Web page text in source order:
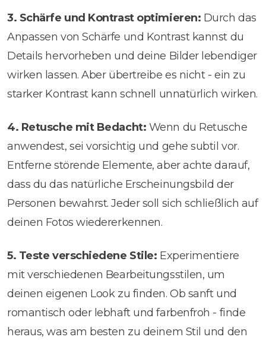
3. Schärfe und Kontrast optimieren: Durch das
Anpassen von Schärfe und Kontrast kannst du
Details hervorheben und deine Bilder lebendiger
wirken lassen. Aber übertreibe es nicht - ein zu
starker Kontrast kann schnell unnatürlich wirken.
4. Retusche mit Bedacht: Wenn du Retusche
anwendest, sei vorsichtig und gehe subtil vor.
Entferne störende Elemente, aber achte darauf,
dass du das natürliche Erscheinungsbild der
Personen bewahrst. Jeder soll sich schließlich auf
deinen Fotos wiedererkennen.
5. Teste verschiedene Stile: Experimentiere
mit verschiedenen Bearbeitungsstilen, um
deinen eigenen Look zu finden. Ob sanft und
romantisch oder lebhaft und farbenfroh - finde
heraus, was am besten zu deinem Stil und den